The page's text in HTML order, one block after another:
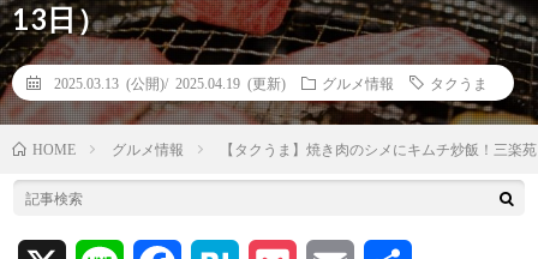
13日）
2025.03.13 (公開)/ 2025.04.19 (更新) グルメ情報 タクうま
HOME グルメ情報 【タクうま】焼き肉のシメにキムチ炒飯！三